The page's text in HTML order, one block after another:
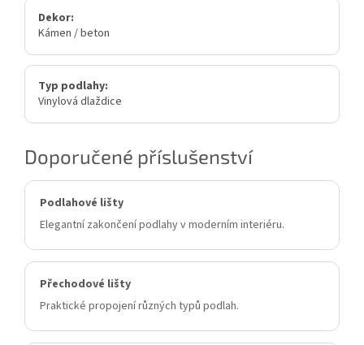
Dekor:
Kámen / beton
Typ podlahy:
Vinylová dlaždice
Doporučené příslušenství
Podlahové lišty
Elegantní zakončení podlahy v moderním interiéru.
Přechodové lišty
Praktické propojení různých typů podlah.